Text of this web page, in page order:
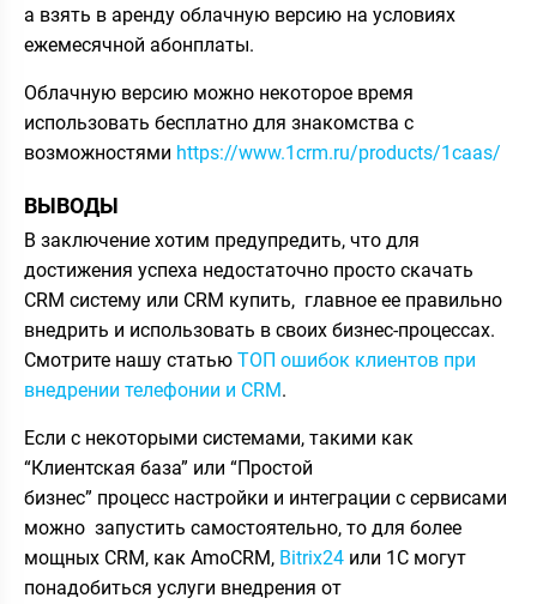
а взять в аренду облачную версию на условиях
ежемесячной абонплаты.
Облачную версию можно некоторое время
использовать бесплатно для знакомства с
возможностями https://www.1crm.ru/products/1caas/
ВЫВОДЫ
В заключение хотим предупредить, что для
достижения успеха недостаточно просто скачать
CRM систему или CRM купить, главное ее правильно
внедрить и использовать в своих бизнес-процессах.
Смотрите нашу статью ТОП ошибок клиентов при
внедрении телефонии и CRM.
Если с некоторыми системами, такими как
“Клиентская база” или “Простой
бизнес” процесс настройки и интеграции с сервисами
можно запустить самостоятельно, то для более
мощных CRM, как AmoCRM, Bitrix24 или 1С могут
понадобиться услуги внедрения от